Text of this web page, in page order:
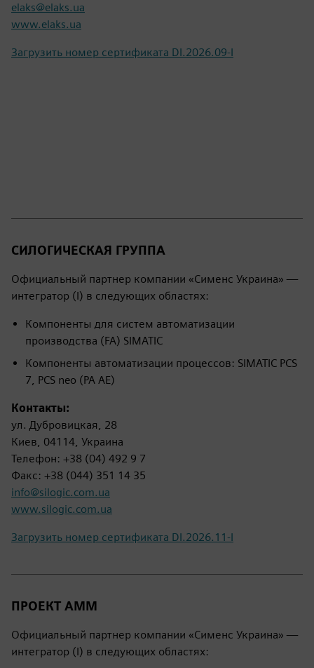
elaks@elaks.ua
www.elaks.ua
Загрузить номер сертификата DI.2026.09-I
СИЛОГИЧЕСКАЯ ГРУППА
Официальный партнер компании «Сименс Украина» —
интегратор (I) в следующих областях:
Компоненты для систем автоматизации
производства (FA) SIMATIC
Компоненты автоматизации процессов: SIMATIC PCS
7, PCS neo (PA AE)
Контакты:
ул. Дубровицкая, 28
Киев, 04114, Украина
Телефон: +38 (04) 492 9 7
Факс: +38 (044) 351 14 35
info@silogic.com.ua
www.silogic.com.ua
Загрузить номер сертификата DI.2026.11-I
ПРОЕКТ AMM
Официальный партнер компании «Сименс Украина» —
интегратор (I) в следующих областях: